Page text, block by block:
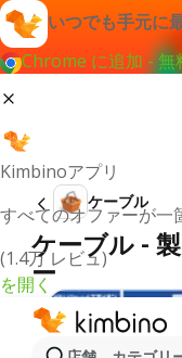
いつでも手元に
Chrome に追加 - 無
Kimbinoアプリ
すべてのオファーが一
(1.4万 レビュ)
を開く
ケーブル
ケーブル -
ー